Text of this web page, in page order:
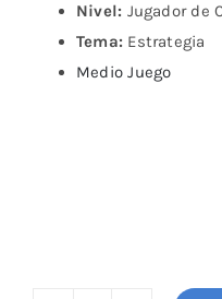
Nivel: Jugador de
Tema: Estrategia
Medio Juego